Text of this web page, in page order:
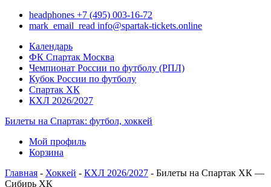
headphones +7 (495) 003-16-72
mark_email_read info@spartak-tickets.online
Календарь
ФК Спартак Москва
Чемпионат России по футболу (РПЛ)
Кубок России по футболу
Спартак ХК
КХЛ 2026/2027
Билеты на Спартак: футбол, хоккей
Мой профиль
Корзина
Главная - Хоккей - КХЛ 2026/2027 - Билеты на Спартак ХК —
Сибирь ХК